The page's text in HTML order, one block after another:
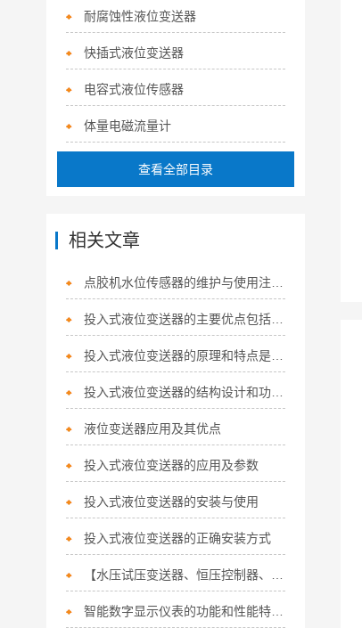
耐腐蚀性液位变送器
快插式液位变送器
电容式液位传感器
体量电磁流量计
查看全部目录
相关文章
投入式液位变送器的主要优点包括哪些？
投入式液位变送器的原理和特点是怎样的？
投入式液位变送器的结构设计和功能特点
液位变送器应用及其优点
投入式液位变送器的应用及参数
投入式液位变送器的安装与使用
投入式液位变送器的正确安装方式
智能数字显示仪表的功能和性能特点都有哪些